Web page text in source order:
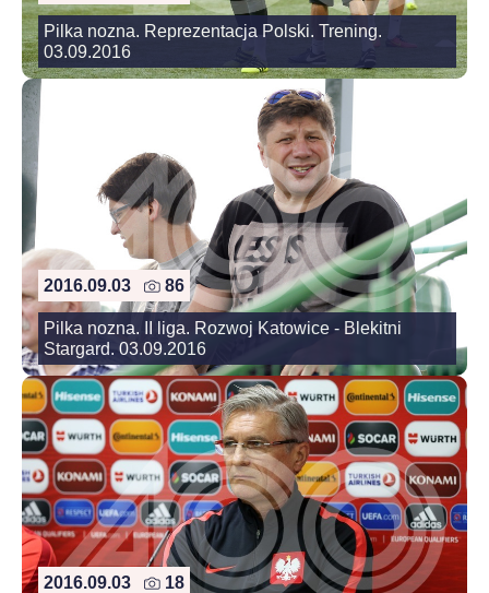
Pilka nozna. Reprezentacja Polski. Trening.
03.09.2016
2016.09.03 86
Pilka nozna. II liga. Rozwoj Katowice - Blekitni
Stargard. 03.09.2016
2016.09.03 18